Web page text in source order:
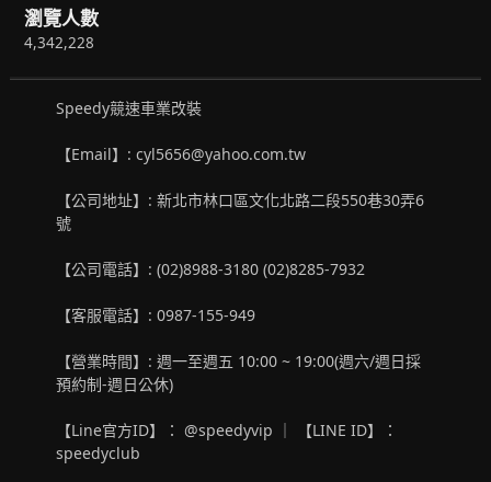
瀏覽人數
4,342,228
Speedy競速車業改裝
【Email】: cyl5656@yahoo.com.tw
【公司地址】: 新北市林口區文化北路二段550巷30弄6
號
【公司電話】: (02)8988-3180 (02)8285-7932
【客服電話】: 0987-155-949
【營業時間】: 週一至週五 10:00 ~ 19:00(週六/週日採
預約制-週日公休)
【Line官方ID】： @speedyvip ｜ 【LINE ID】：
speedyclub